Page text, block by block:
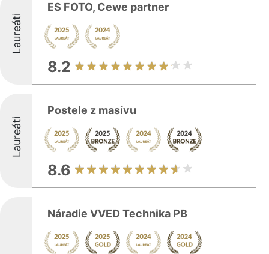
Laureáti
ES FOTO, Cewe partner
8.2
Laureáti
Postele z masívu
8.6
Náradie VVED Technika PB